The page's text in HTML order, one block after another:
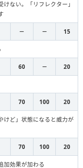
けない。「リフレクター」
－ － 15
60 － 20
70 100 20
けど」状態になると威力が
70 100 20
加効果が加わる